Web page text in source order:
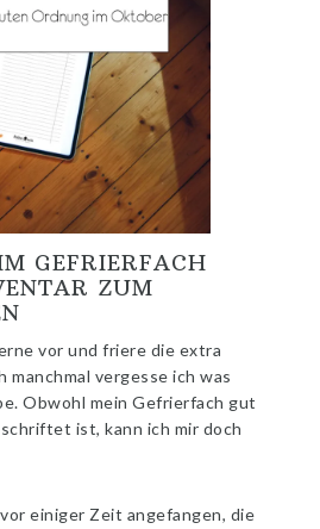
GEFRIERFACH
ZUM
vor und friere die extra
manchmal vergesse ich was
Obwohl mein Gefrierfach gut
ist, kann ich mir doch
einiger Zeit angefangen, die